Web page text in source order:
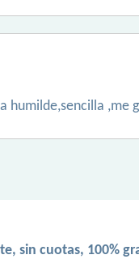
,me
sin cuotas, 100%